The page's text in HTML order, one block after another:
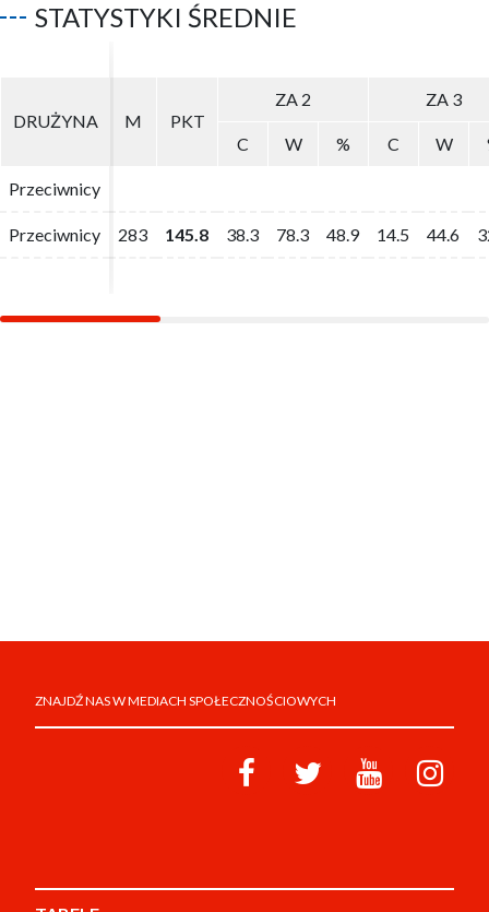
STATYSTYKI ŚREDNIE
DRUŻYNA M PKT
ZA 2 ZA 3
C W % C W
Przeciwnicy
Przeciwnicy 283 145.8 38.3 78.3 48.9 14.5 44.6
DRUŻYNA M PKT
ZA 2 ZA 3
C W % C W
Przeciwnicy
Przeciwnicy 283 145.8 38.3 78.3 48.9 14.5 44.6
ZNAJDŹ NAS W MEDIACH SPOŁECZNOŚCIOWYCH